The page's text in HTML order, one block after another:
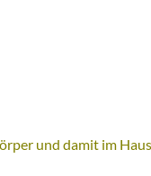
und damit im